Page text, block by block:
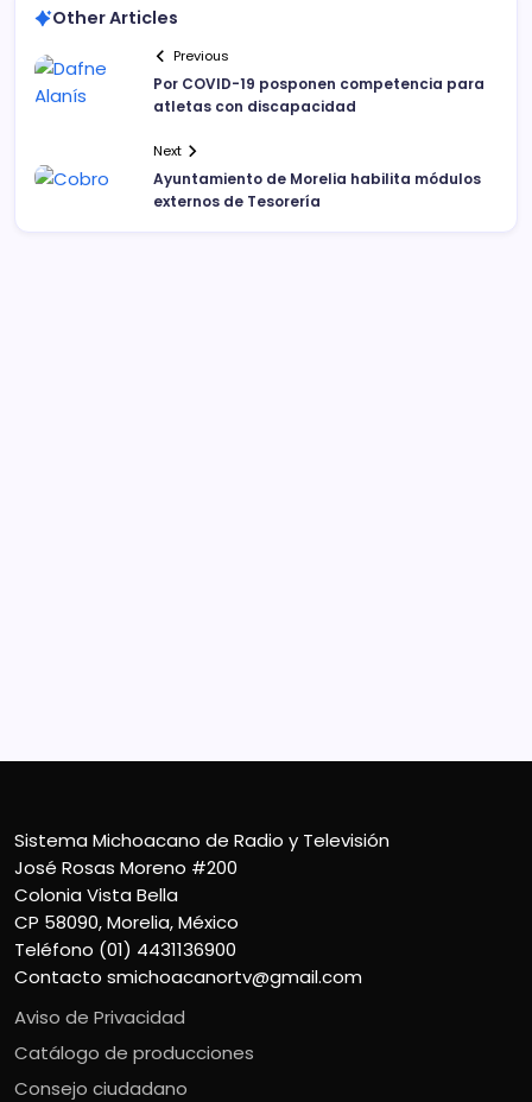
Other Articles
Previous
Por COVID-19 posponen competencia para
atletas con discapacidad
Next
Ayuntamiento de Morelia habilita módulos
externos de Tesorería
Sistema Michoacano de Radio y Televisión
José Rosas Moreno #200
Colonia Vista Bella
CP 58090, Morelia, México
Teléfono (01) 4431136900
Contacto smichoacanortv@gmail.com
Aviso de Privacidad
Catálogo de producciones
Consejo ciudadano